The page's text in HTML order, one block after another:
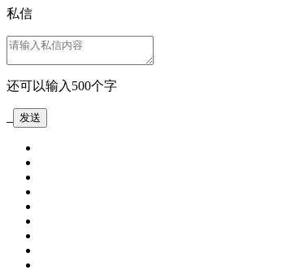
私信
还可以输入 500个字